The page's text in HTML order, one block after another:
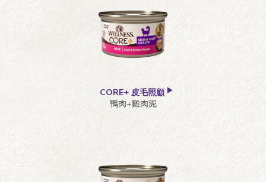
CORE+ 皮毛照顧
鴨肉+雞肉泥